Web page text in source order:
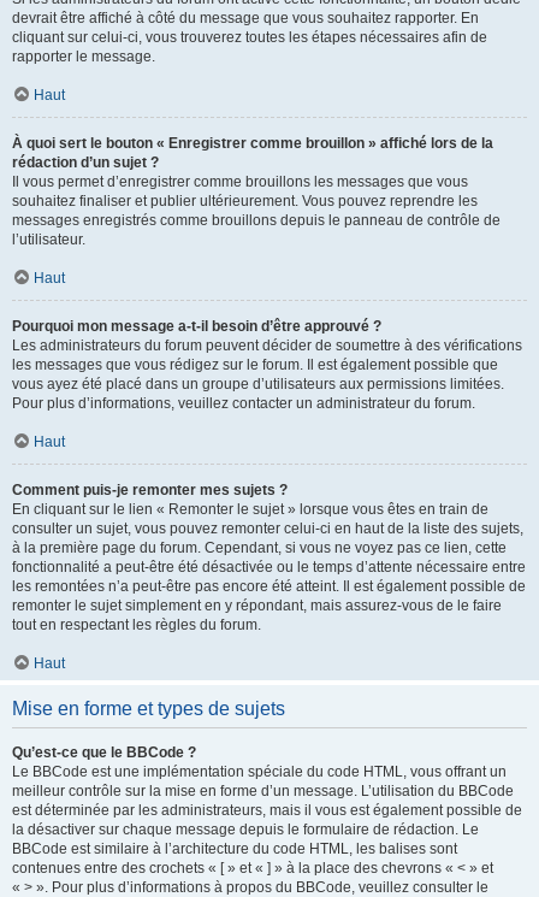
devrait être affiché à côté du message que vous souhaitez rapporter. En
cliquant sur celui-ci, vous trouverez toutes les étapes nécessaires afin de
rapporter le message.
Haut
À quoi sert le bouton « Enregistrer comme brouillon » affiché lors de la
rédaction d’un sujet ?
Il vous permet d’enregistrer comme brouillons les messages que vous
souhaitez finaliser et publier ultérieurement. Vous pouvez reprendre les
messages enregistrés comme brouillons depuis le panneau de contrôle de
l’utilisateur.
Haut
Pourquoi mon message a-t-il besoin d’être approuvé ?
Les administrateurs du forum peuvent décider de soumettre à des vérifications
les messages que vous rédigez sur le forum. Il est également possible que
vous ayez été placé dans un groupe d’utilisateurs aux permissions limitées.
Pour plus d’informations, veuillez contacter un administrateur du forum.
Haut
Comment puis-je remonter mes sujets ?
En cliquant sur le lien « Remonter le sujet » lorsque vous êtes en train de
consulter un sujet, vous pouvez remonter celui-ci en haut de la liste des sujets,
à la première page du forum. Cependant, si vous ne voyez pas ce lien, cette
fonctionnalité a peut-être été désactivée ou le temps d’attente nécessaire entre
les remontées n’a peut-être pas encore été atteint. Il est également possible de
remonter le sujet simplement en y répondant, mais assurez-vous de le faire
tout en respectant les règles du forum.
Haut
Mise en forme et types de sujets
Qu’est-ce que le BBCode ?
Le BBCode est une implémentation spéciale du code HTML, vous offrant un
meilleur contrôle sur la mise en forme d’un message. L’utilisation du BBCode
est déterminée par les administrateurs, mais il vous est également possible de
la désactiver sur chaque message depuis le formulaire de rédaction. Le
BBCode est similaire à l’architecture du code HTML, les balises sont
contenues entre des crochets « [ » et « ] » à la place des chevrons « < » et
« > ». Pour plus d’informations à propos du BBCode, veuillez consulter le